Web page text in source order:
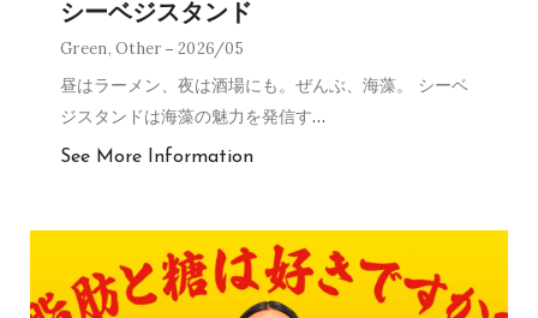
シーベジスタンド
Green,Other 2026/05
昼はラーメン、夜は酒場にも。ぜんぶ、海藻。 シーベ
ジスタンドは海藻の魅力を発信す…
See More Information